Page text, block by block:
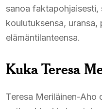
sanoa faktapohjaisesti,
koulutuksensa, uransa,
elämäntilanteensa.
Kuka Teresa
Teresa Meriläinen-Aho